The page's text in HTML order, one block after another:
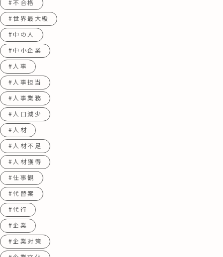
#不合格
#世界最大級
#中の人
#中小企業
#人事
#人事担当
#人事業務
#人口減少
#人材
#人材不足
#人材獲得
#仕事観
#代替案
#代行
#企業
#企業対策